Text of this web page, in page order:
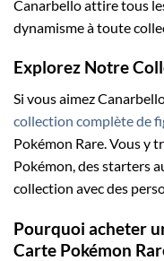
Canarbello attire tous
dynamisme à toute
Explorez Notre
Si vous aimez
collection complète de
Pokémon Rare. Vous y
Pokémon, des starters
collection avec des
Pourquoi acheter
Carte Pokémon